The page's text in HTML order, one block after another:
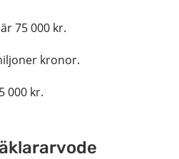
75 000 kr.
kronor.
000 kr.